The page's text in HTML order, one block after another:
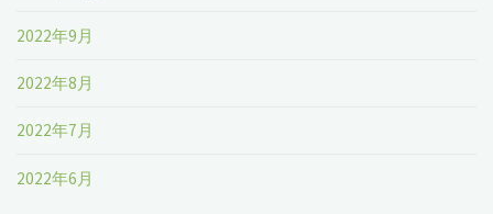
2022年9月
2022年8月
2022年7月
2022年6月